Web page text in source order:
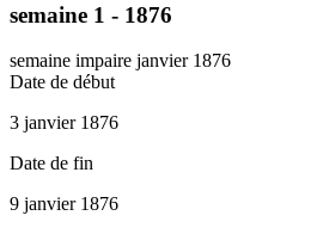
semaine 1 - 1876
semaine impaire janvier 1876
Date de début
3 janvier 1876
Date de fin
9 janvier 1876